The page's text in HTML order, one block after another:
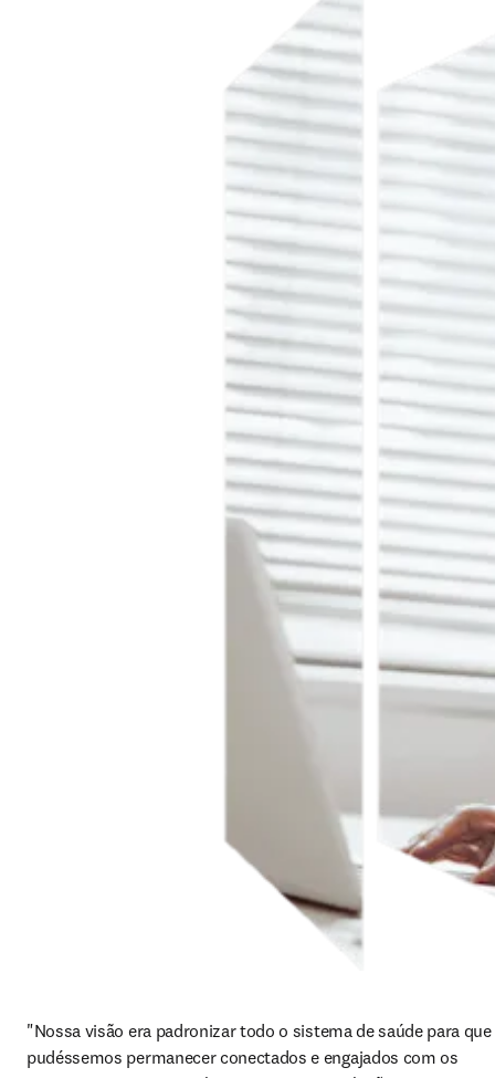
"Nossa visão era padronizar todo o sistema de saúde para que
pudéssemos permanecer conectados e engajados com os